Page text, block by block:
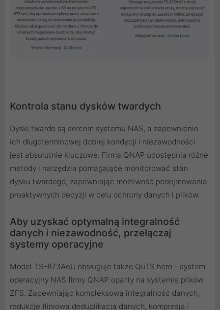
Kontrola stanu dysków twardych
Dyski twarde są sercem systemu NAS, a zapewnienie
ich długoterminowej dobrej kondycji i niezawodności
jest absolutnie kluczowe. Firma QNAP udostępnia różne
metody i narzędzia pomagające monitorować stan
dysku twardego, zapewniając możliwość podejmowania
proaktywnych decyzji w celu ochrony danych i plików.
Aby uzyskać optymalną integralność
danych i niezawodność, przełączaj
systemy operacyjne
Model TS-873AeU obsługuje także QuTS hero - system
operacyjny NAS firmy QNAP oparty na systemie plików
ZFS. Zapewniając kompleksową integralność danych,
redukcję (liniowa deduplikacja danych, kompresja i